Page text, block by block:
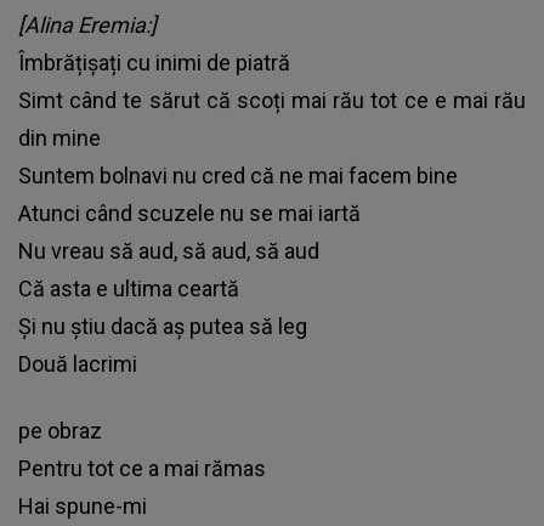
[Alina Eremia:]
Îmbrățișați cu inimi de piatră
Simt când te sărut că scoți mai rău tot ce e mai rău
din mine
Suntem bolnavi nu cred că ne mai facem bine
Atunci când scuzele nu se mai iartă
Nu vreau să aud, să aud, să aud
Că asta e ultima ceartă
Și nu știu dacă aș putea să leg
Două lacrimi
pe obraz
Pentru tot ce a mai rămas
Hai spune-mi